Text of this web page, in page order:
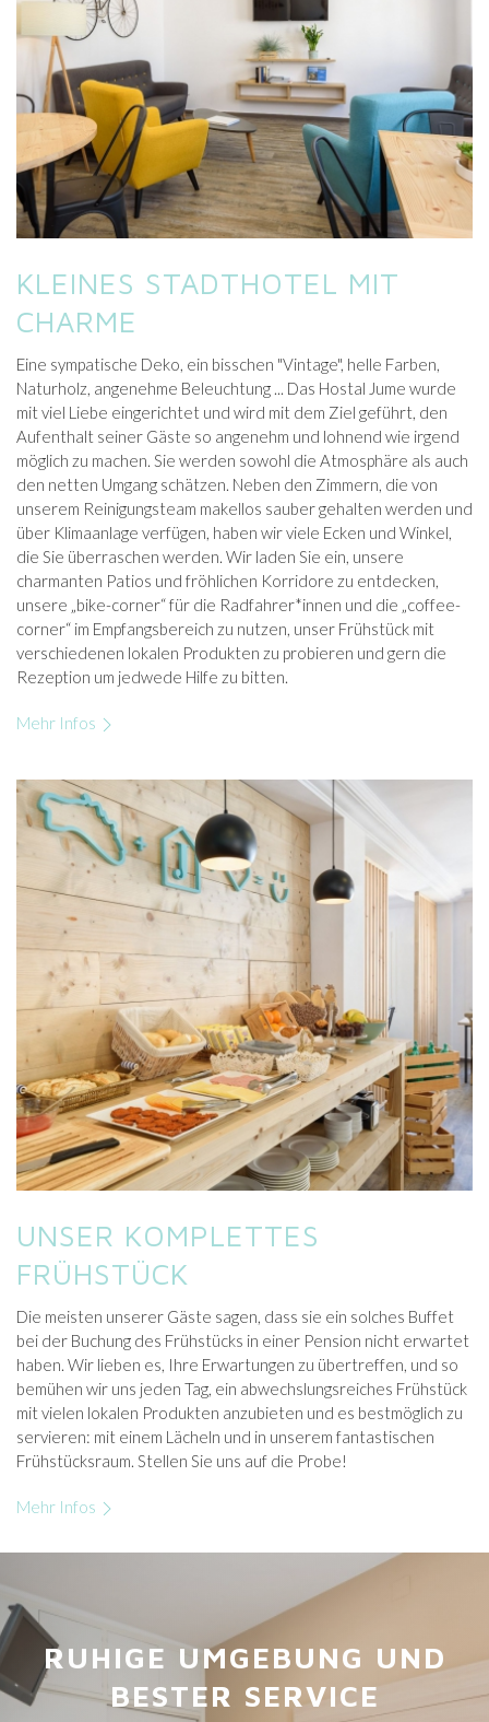
KLEINES STADTHOTEL MIT
CHARME
Eine sympatische Deko, ein bisschen "Vintage", helle Farben,
Naturholz, angenehme Beleuchtung ... Das Hostal Jume wurde
mit viel Liebe eingerichtet und wird mit dem Ziel geführt, den
Aufenthalt seiner Gäste so angenehm und lohnend wie irgend
möglich zu machen. Sie werden sowohl die Atmosphäre als auch
den netten Umgang schätzen. Neben den Zimmern, die von
unserem Reinigungsteam makellos sauber gehalten werden und
über Klimaanlage verfügen, haben wir viele Ecken und Winkel,
die Sie überraschen werden. Wir laden Sie ein, unsere
charmanten Patios und fröhlichen Korridore zu entdecken,
unsere „bike-corner“ für die Radfahrer*innen und die „coffee-
corner“ im Empfangsbereich zu nutzen, unser Frühstück mit
verschiedenen lokalen Produkten zu probieren und gern die
Rezeption um jedwede Hilfe zu bitten.
Mehr Infos
UNSER KOMPLETTES
FRÜHSTÜCK
Die meisten unserer Gäste sagen, dass sie ein solches Buffet
bei der Buchung des Frühstücks in einer Pension nicht erwartet
haben. Wir lieben es, Ihre Erwartungen zu übertreffen, und so
bemühen wir uns jeden Tag, ein abwechslungsreiches Frühstück
mit vielen lokalen Produkten anzubieten und es bestmöglich zu
servieren: mit einem Lächeln und in unserem fantastischen
Frühstücksraum. Stellen Sie uns auf die Probe!
Mehr Infos
RUHIGE UMGEBUNG UND
BESTER SERVICE